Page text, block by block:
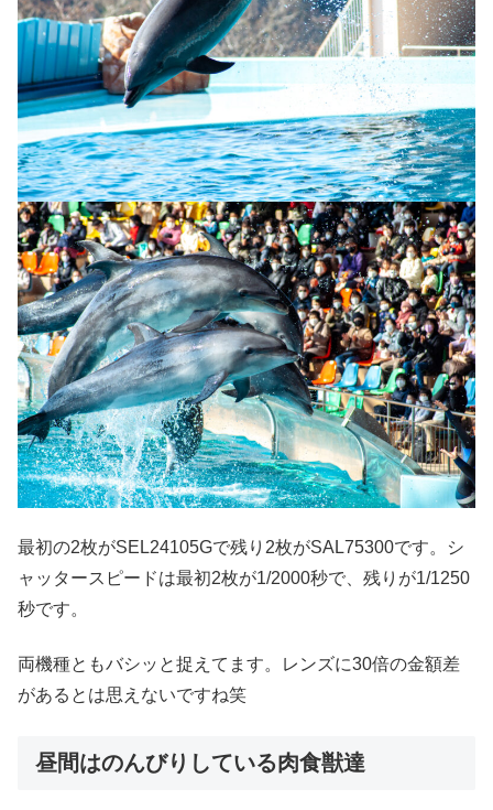
最初の2枚がSEL24105Gで残り2枚がSAL75300です。シ
ャッタースピードは最初2枚が1/2000秒で、残りが1/1250
秒です。
両機種ともバシッと捉えてます。レンズに30倍の金額差
があるとは思えないですね笑
昼間はのんびりしている肉食獣達